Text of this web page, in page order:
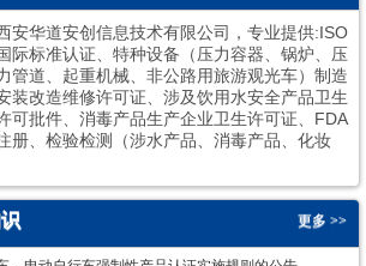
2
安华道安创信息技术有限公司，专业提供:ISO
际标准认证、特种设备（压力容器、锅炉、压
管道、起重机械、非公路用旅游观光车）制造
装改造维修许可证、涉及饮用水安全产品卫生
可批件、消毒产品生产企业卫生许可证、FDA
册、检验检测（涉水产品、消毒产品、化妆
更多 >>